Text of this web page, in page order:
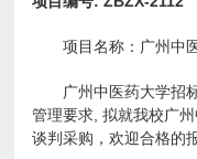
项目名称：广州中
广州中医药大学招
管理要求, 拟就我校广
谈判采购，欢迎合格的